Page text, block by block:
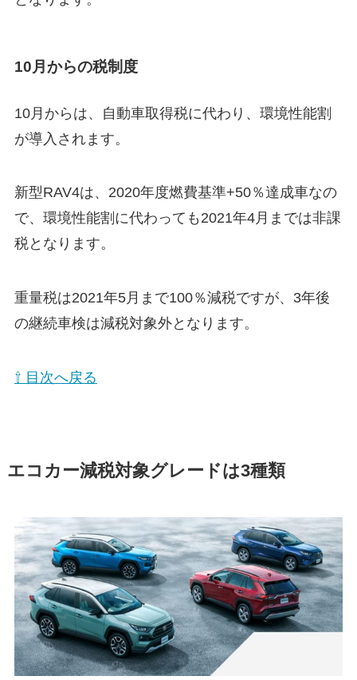
10月からの税制度
10月からは、自動車取得税に代わり、環境性能割
が導入されます。
新型RAV4は、2020年度燃費基準+50％達成車なの
で、環境性能割に代わっても2021年4月までは非課
税となります。
重量税は2021年5月まで100％減税ですが、3年後
の継続車検は減税対象外となります。
⇧ 目次へ戻る
エコカー減税対象グレードは3種類